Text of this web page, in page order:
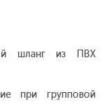
шланг из ПВХ
при групповой